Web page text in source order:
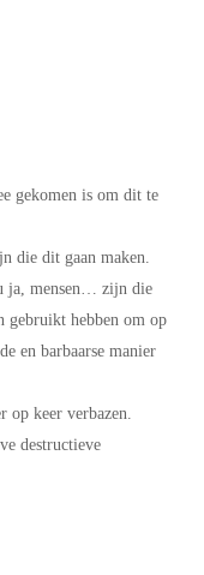
gekomen is om dit te
die dit gaan maken.
ja, mensen… zijn die
hebben om op
en barbaarse manier
keer verbazen.
destructieve